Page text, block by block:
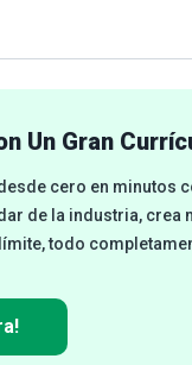
Un Gran
cero en minutos
de la industria, crea
todo